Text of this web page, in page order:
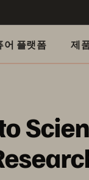
어 플랫폼 제